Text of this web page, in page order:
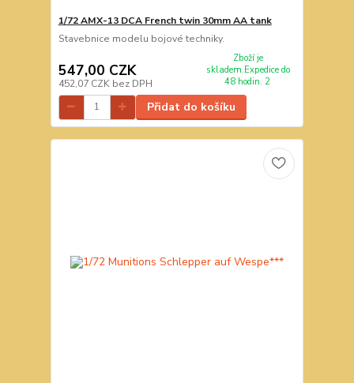
1/72 AMX-13 DCA French twin 30mm AA tank
Stavebnice modelu bojové techniky.
547,00 CZK
452,07 CZK bez DPH
Zboží je
skladem.Expedice do
48 hodin. 2
Přidat do košíku